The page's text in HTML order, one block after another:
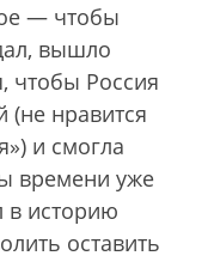
— чтобы
вышло
чтобы Россия
(не нравится
и смогла
времени уже
в историю
оставить